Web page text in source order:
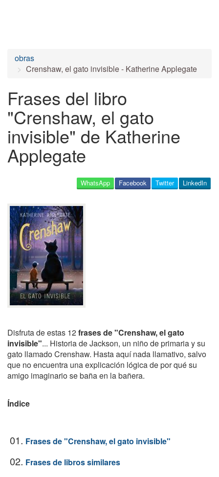
obras
Crenshaw, el gato invisible - Katherine Applegate
Frases del libro
"Crenshaw, el gato
invisible" de Katherine
Applegate
LinkedIn
Twitter
Facebook
WhatsApp
Disfruta de estas 12frases de "Crenshaw, el gato
invisible"... Historia de Jackson, un niño de primaria y su
gato llamado Crenshaw. Hasta aquí nada llamativo, salvo
que no encuentra una explicación lógica de por qué su
amigo imaginario se baña en la bañera.
Índice
01. Frases de "Crenshaw, el gato invisible"
02. Frases de libros similares